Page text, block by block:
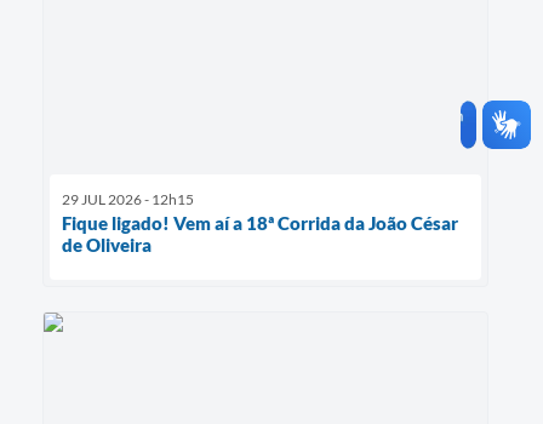
29 JUL 2026 - 12h15
Fique ligado! Vem aí a 18ª Corrida da João César
de Oliveira